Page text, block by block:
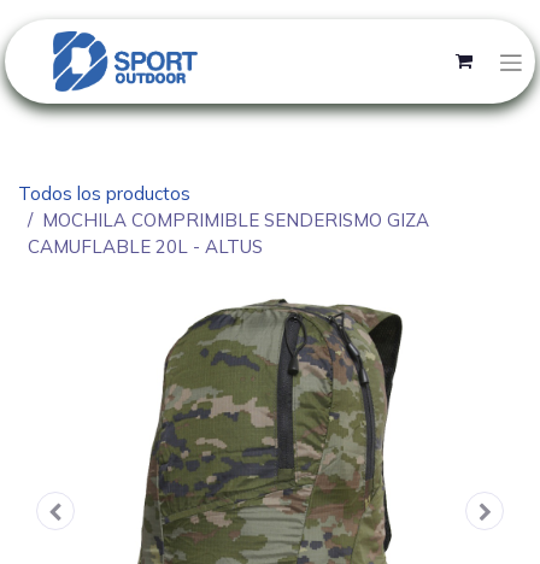
Todos los productos
MOCHILA COMPRIMIBLE SENDERISMO GIZA
CAMUFLABLE 20L - ALTUS